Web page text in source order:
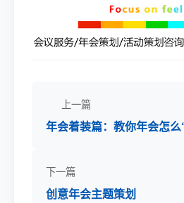
上一篇
年会着装篇：教你年会怎
下一篇
创意年会主题策划